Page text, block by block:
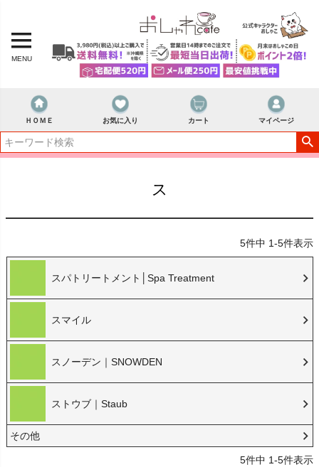
MENU
ＨＯＭＥ お気に入り カート マイページ
ス
5件中 1-5件表示
スパトリートメント│Spa Treatment
スマイル
スノーデン｜SNOWDEN
ストウブ｜Staub
その他
5件中 1-5件表示